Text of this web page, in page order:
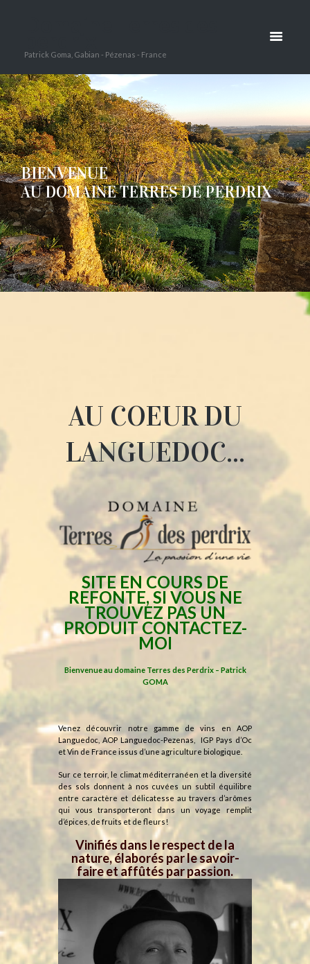
Patrick Goma, Gabian - Pézenas - France
BIENVENUE
AUDOMAINETERRESDEPERDRIX
AU COEUR DU
LANGUEDOC...
SITE EN COURS DE
REFONTE, SI VOUS NE
TROUVEZ PAS UN
PRODUIT CONTACTEZ-
MOI
Bienvenue au domaine Terres des Perdrix – Patrick
GOMA
Venez découvrir notre gamme de vins en AOP
Languedoc, AOP Languedoc-Pezenas, IGP Pays d’Oc
et Vin de France issus d’une agriculture biologique.
Sur ce terroir, le climat méditerranéen et la diversité
des sols donnent à nos cuvées un subtil équilibre
entre caractère et délicatesse au travers d’arômes
qui vous transporteront dans un voyage remplit
d’épices, de fruits et de fleurs!
Vinifiés dans le respect de la
nature, élaborés par le savoir-
faire et affûtés par passion.